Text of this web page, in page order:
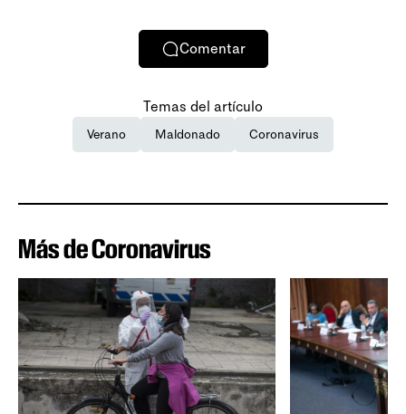
Comentar
Temas del artículo
Verano Maldonado Coronavirus
Más de Coronavirus